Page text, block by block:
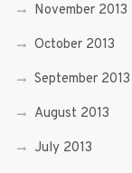
November 2013
October 2013
September 2013
August 2013
July 2013